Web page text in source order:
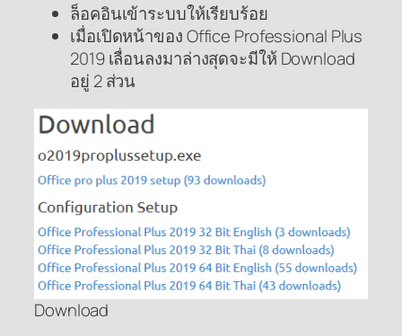
ล็อคอินเข้าระบบให้เรียบร้อย
เมื่อเปิดหน้าของ Office Professional Plus
2019 เลื่อนลงมาล่างสุดจะมีให้ Download
อยู่ 2 ส่วน
Download